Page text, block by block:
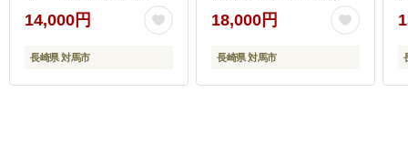
冷凍配送 新鮮 いか 簡単
調理 産地直送 小分け イ
カスミパスタ [WAC051]
最短発送
14,000円
長崎県 対馬市
海産物 魚介 [WAQ001]
18,000円
長崎県 対馬市